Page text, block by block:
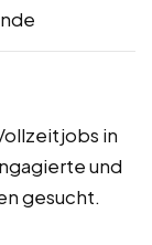
in
und
gesucht.